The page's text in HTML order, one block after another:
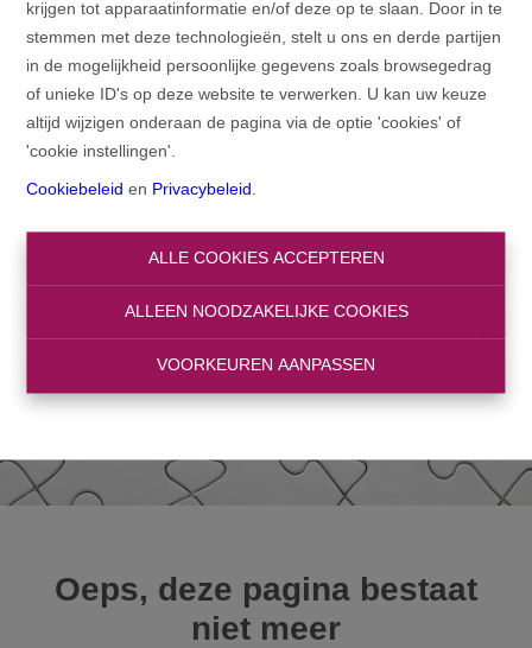
krijgen tot apparaatinformatie en/of deze op te slaan. Door in te
stemmen met deze technologieën, stelt u ons en derde partijen
in de mogelijkheid persoonlijke gegevens zoals browsegedrag
of unieke ID's op deze website te verwerken. U kan uw keuze
altijd wijzigen onderaan de pagina via de optie 'cookies' of
'cookie instellingen'.
Cookiebeleid en Privacybeleid
ALLE COOKIES ACCEPTEREN
ALLEEN NOODZAKELIJKE COOKIES
VOORKEUREN AANPASSEN
HOME
Oeps, deze pagina bestaat
niet meer